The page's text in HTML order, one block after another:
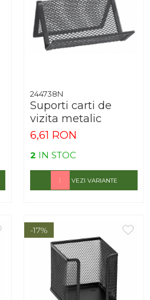
244738N
Suporti carti de
vizita metalic
6,61 RON
2 IN STOC
VEZI VARIANTE
-17%